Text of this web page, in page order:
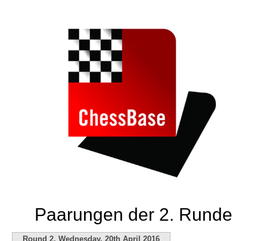
Paarungen der 2. Runde
Round 2, Wednesday, 20th April 2016